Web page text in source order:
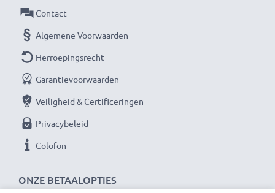
ONZE BETAALOPTIES
Contact
Algemene Voorwaarden
Herroepingsrecht
Garantievoorwaarden
Veiligheid & Certificeringen
Privacybeleid
Colofon